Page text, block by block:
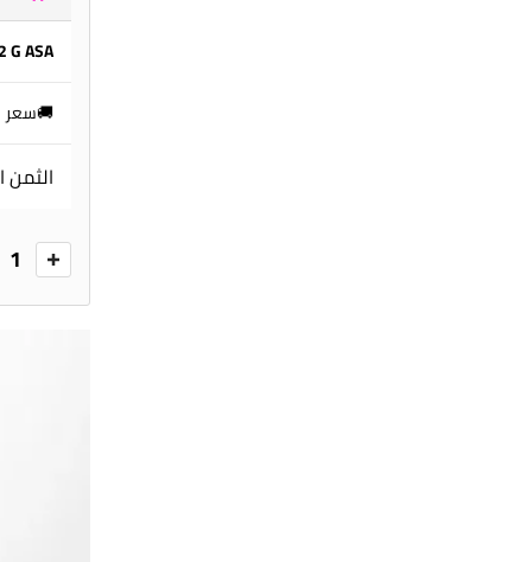
G ASA
🚚سعر
الثمن
1